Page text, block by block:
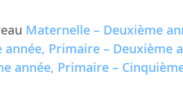
Maternelle – Deuxième
Primaire – Deuxième
année, Primaire –